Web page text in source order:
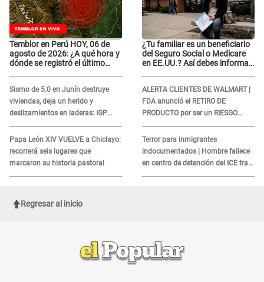
Temblor en Perú HOY, 06 de
agosto de 2026: ¿A qué hora y
dónde se registró el último
Sismo de 5.0 en Junín destruye
viviendas, deja un herido y
deslizamientos en laderas: IGP
alerta sobre posibles réplicas
Papa León XIV VUELVE a Chiclayo:
recorrerá seis lugares que
marcaron su historia pastoral
¿Tu familiar es un beneficiario
del Seguro Social o Medicare
en EE.UU.? Así debes informar
ALERTA CLIENTES DE WALMART |
FDA anunció el RETIRO DE
PRODUCTO por ser un RIESGO
MORTAL para consumidores: ¿Cuál
es?
Terror para inmigrantes
indocumentados | Hombre fallece
en centro de detención del ICE tras
sufrir una "emergencia médica"
Regresar al inicio